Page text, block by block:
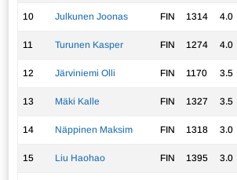
10 Julkunen Joonas FIN 1314 4.0
11 Turunen Kasper FIN 1274 4.0
12 Järviniemi Olli FIN 1170 3.5
13 Mäki Kalle FIN 1327 3.5
14 Näppinen Maksim FIN 1318 3.0
15 Liu Haohao FIN 1395 3.0